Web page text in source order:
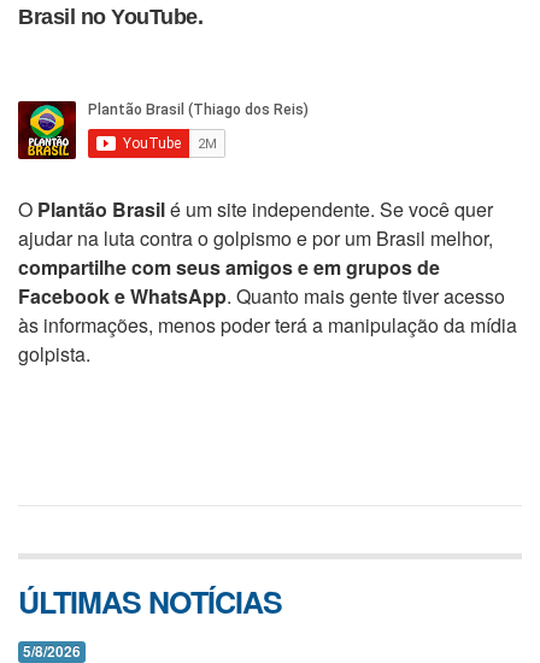
Brasil no YouTube.
O Plantão Brasilé um site independente. Se você quer
ajudar na luta contra o golpismo e por um Brasil melhor,
compartilhe com seus amigos e em grupos de
Facebook e WhatsApp. Quanto mais gente tiver acesso
às informações, menos poder terá a manipulação da mídia
golpista.
ÚLTIMAS NOTÍCIAS
5/8/2026